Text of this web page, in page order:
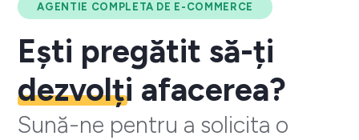
AGENTIE COMPLETA DE E-COMMERCE
Ești pregătit să-ți
dezvolți afacerea?
Sună-ne pentru a solicita o